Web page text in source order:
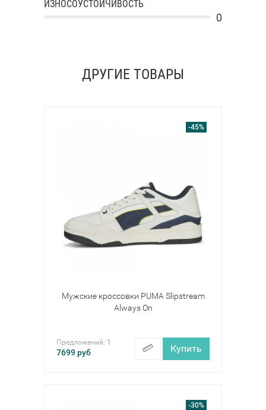
ИЗНОСОУСТОЙЧИВОСТЬ
0
ДРУГИЕ ТОВАРЫ
-45%
Мужские кроссовки PUMA Slipstream
Always On
Предложений: 1
7699руб Купить
-30%